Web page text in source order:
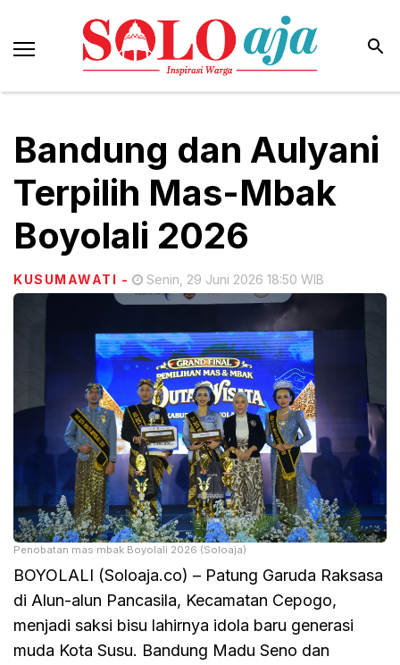
Bandung dan Aulyani
Terpilih Mas-Mbak
Boyolali 2026
KUSUMAWATI - Senin, 29 Juni 2026 18:50 WIB
Penobatan mas mbak Boyolali 2026 (Soloaja)
BOYOLALI (Soloaja.co) – Patung Garuda Raksasa
di Alun-alun Pancasila, Kecamatan Cepogo,
menjadi saksi bisu lahirnya idola baru generasi
muda Kota Susu. Bandung Madu Seno dan